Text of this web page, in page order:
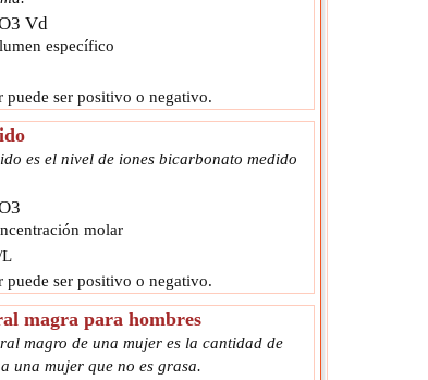
Vd
específico
puede ser positivo o negativo.
es el nivel de iones bicarbonato medido
molar
L
puede ser positivo o negativo.
magra para hombres
magro de una mujer es la cantidad de
una mujer que no es grasa.